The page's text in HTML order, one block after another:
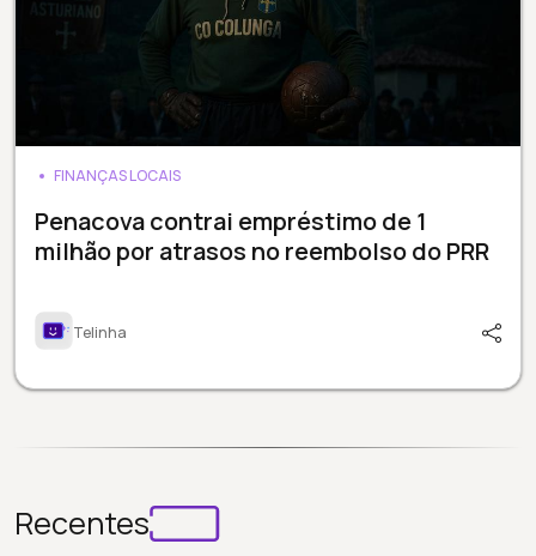
FINANÇAS LOCAIS
Penacova contrai empréstimo de 1
milhão por atrasos no reembolso do PRR
Telinha
Recentes